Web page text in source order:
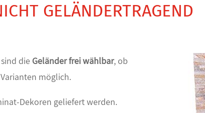
GELÄNDERTRAGEND
die Geländer frei wählbar, ob
möglich.
Dekoren geliefert werden.